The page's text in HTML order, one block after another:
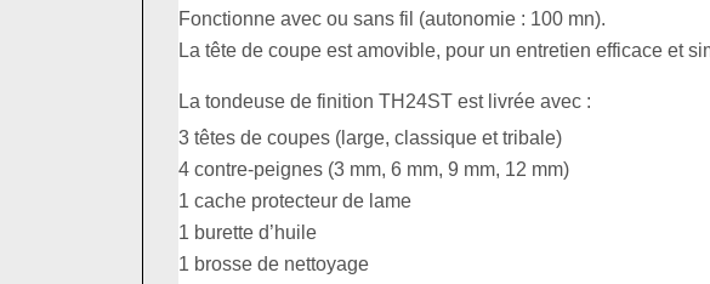
Fonctionne avec ou sans fil (autonomie : 100 mn).
La tête de coupe est amovible, pour un entretien efficace et
La tondeuse de finition TH24ST est livrée avec :
3 têtes de coupes (large, classique et tribale)
4 contre-peignes (3 mm, 6 mm, 9 mm, 12 mm)
1 cache protecteur de lame
1 burette d’huile
1 brosse de nettoyage